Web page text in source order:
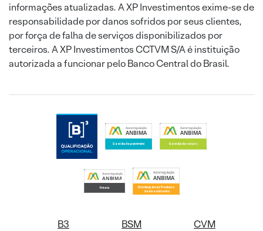
informações atualizadas. A XP Investimentos exime-se de
responsabilidade por danos sofridos por seus clientes,
por força de falha de serviços disponibilizados por
terceiros. A XP Investimentos CCTVM S/A é instituição
autorizada a funcionar pelo Banco Central do Brasil.
B3 BSM
CVM